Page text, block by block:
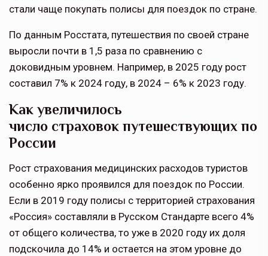
стали чаще покупать полисы для поездок по стране.
По данным Росстата, путешествия по своей стране
выросли почти в 1,5 раза по сравнению с
доковидным уровнем. Например, в 2025 году рост
составил 7% к 2024 году, в 2024 – 6% к 2023 году.
Как увеличилось
число страховок путешествующих по
России
Рост страхования медицинских расходов туристов
особенно ярко проявился для поездок по России.
Если в 2019 году полисы с территорией страхования
«Россия» составляли в Русском Стандарте всего 4%
от общего количества, то уже в 2020 году их доля
подскочила до 14% и остается на этом уровне до